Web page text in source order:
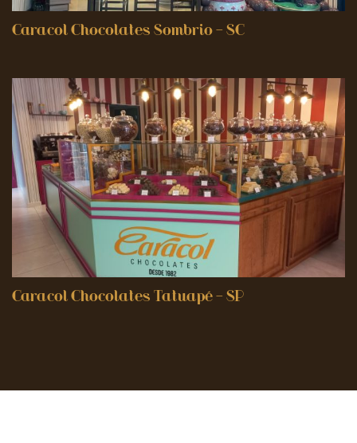
Caracol Chocolates Sombrio – SC
Caracol Chocolates Tatuapé – SP